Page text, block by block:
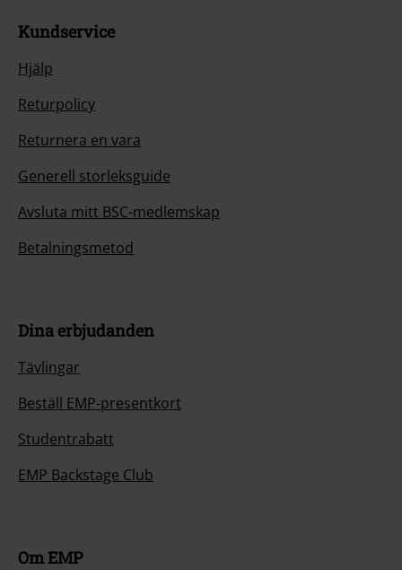
Kundservice
Hjälp
Returpolicy
Returnera en vara
Generell storleksguide
Avsluta mitt BSC-medlemskap
Betalningsmetod
Dina erbjudanden
Tävlingar
Beställ EMP-presentkort
Studentrabatt
EMP Backstage Club
Om EMP